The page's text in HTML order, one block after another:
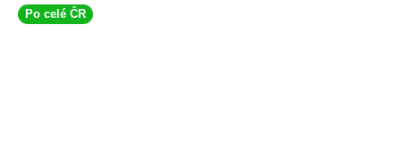
Po celé ČR